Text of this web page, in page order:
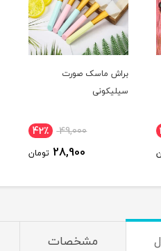
براش ماسک صورت
سیلیکونی
49,000 42٪
28,900 تومان
مشخصات